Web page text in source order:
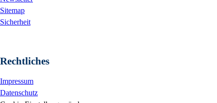
Sitemap
Sicherheit
Rechtliches
Impressum
Datenschutz